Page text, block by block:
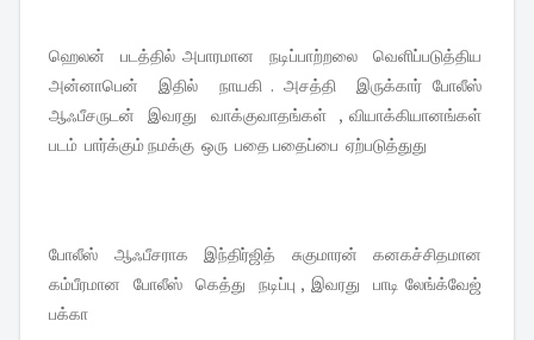
ஹெலன் படத்தில் அபாரமான நடிப்பாற்றலை வெளிப்படுத்திய
அன்னாபென் இதில் நாயகி . அசத்தி இருக்கார் போலீஸ்
ஆஃபீசருடன் இவரது வாக்குவாதங்கள் , வியாக்கியானங்கள்
படம் பார்க்கும் நமக்கு ஒரு பதை பதைப்பை ஏற்படுத்துது
போலீஸ் ஆஃபீசராக இந்திர்ஜித் சுகுமாரன் கனகச்சிதமான
கம்பீரமான போலீஸ் கெத்து நடிப்பு , இவரது பாடி லேங்க்வேஜ்
பக்கா